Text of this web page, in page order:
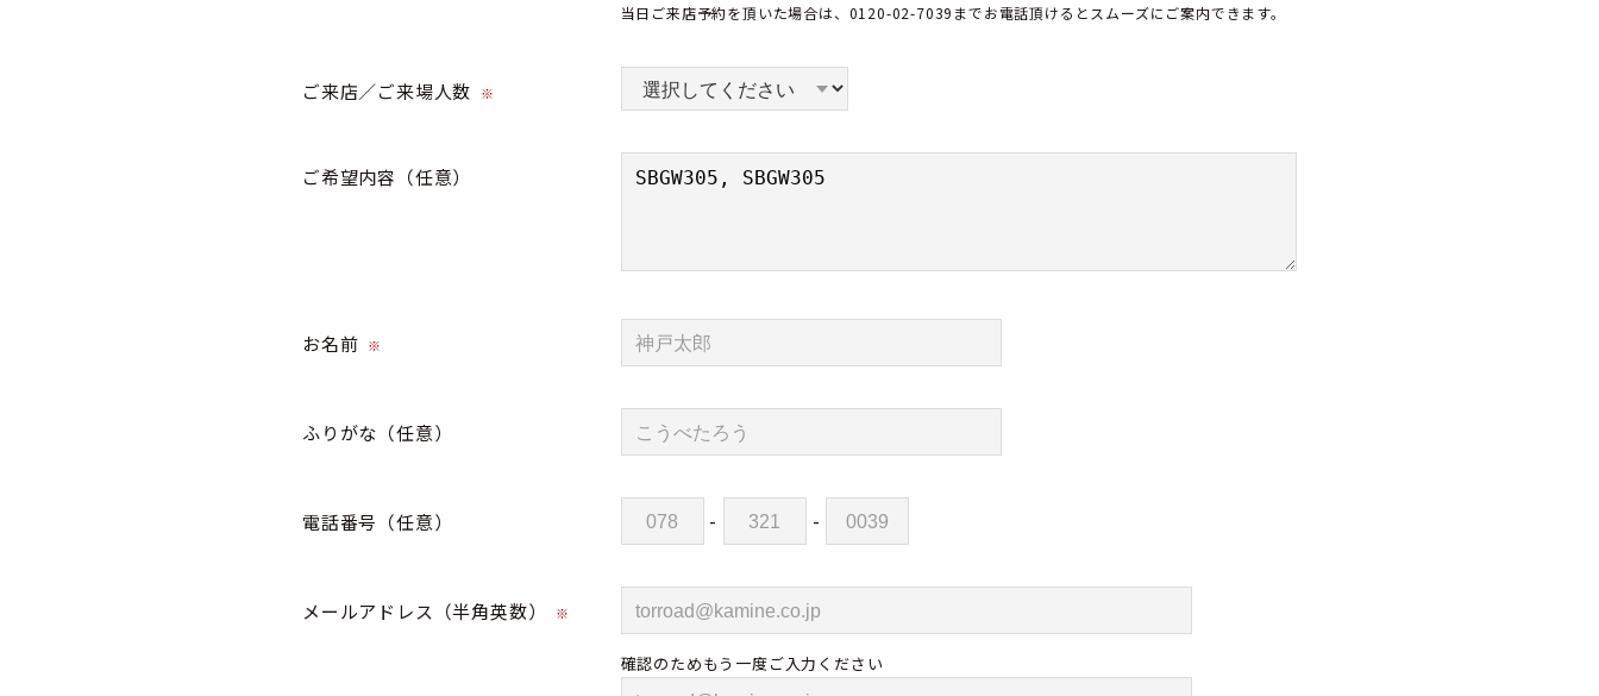
当日ご来店予約を頂いた場合は、0120-02-7039までお電話頂けるとスムーズにご案内できます。
ご来店／ご来場人数 ※
ご希望内容 （任意）
お名前 ※
ふりがな （任意）
電話番号 （任意） - -
メールアドレス（半角英数） ※
確認のためもう一度ご入力ください